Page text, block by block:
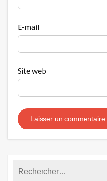
E-mail
Site web